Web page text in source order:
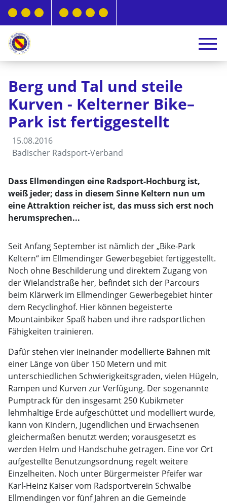
Berg und Tal und steile
Kurven - Kelterner Bike–
Park ist fertiggestellt
15.08.2016
Badischer Radsport-Verband
Dass Ellmendingen eine Radsport-Hochburg ist,
weiß jeder; dass in diesem Sinne Keltern nun um
eine Attraktion reicher ist, das muss sich erst noch
herumsprechen...
Seit Anfang September ist nämlich der „Bike-Park
Keltern“ im Ellmendinger Gewerbegebiet fertiggestellt.
Noch ohne Beschilderung und direktem Zugang von
der Wielandstraße her, befindet sich der Parcours
beim Klärwerk im Ellmendinger Gewerbegebiet hinter
dem Recyclinghof. Hier können begeisterte
Mountainbiker Spaß haben und ihre radsportlichen
Fähigkeiten trainieren.
Dafür stehen vier ineinander modellierte Bahnen mit
einer Länge von über 150 Metern und mit
unterschiedlichen Schwierigkeitsgraden, vielen Hügeln,
Rampen und Kurven zur Verfügung. Der sogenannte
Pumptrack für den insgesamt 250 Kubikmeter
lehmhaltige Erde aufgeschüttet und modelliert wurde,
kann von Kindern, Jugendlichen und Erwachsenen
gleichermaßen benutzt werden; vorausgesetzt es
werden Helm und Handschuhe getragen. Eine vor Ort
aufgestellte Benutzungsordnung regelt weitere
Einzelheiten. Noch unter Bürgermeister Pfeifer war
Karl-Heinz Kaiser vom Radsportverein Schwalbe
Ellmendingen vor fünf Jahren an die Gemeinde